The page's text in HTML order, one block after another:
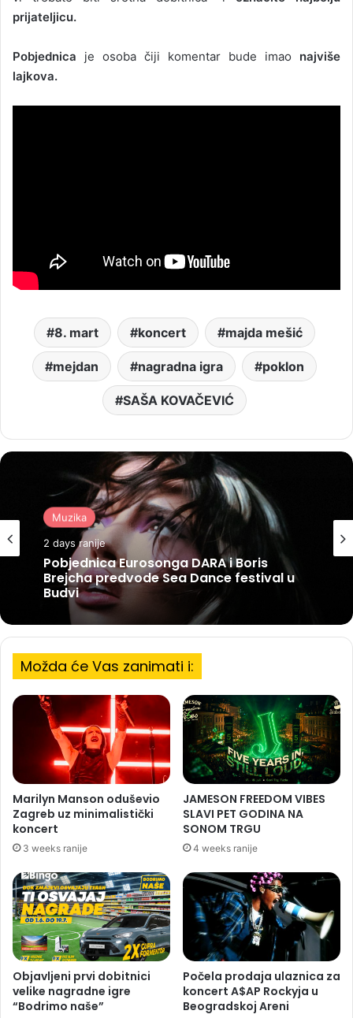
prijateljicu.
Pobjednica je osoba čiji komentar bude imao najviše
lajkova.
8. mart koncert majda mešić
mejdan nagradna igra poklon
SAŠA KOVAČEVIĆ
Muzika
2 days ranije
Pobjednica Eurosonga DARA i Boris
Brejcha predvode Sea Dance festival u
Budvi
Možda će Vas zanimati i:
Marilyn Manson oduševio
Zagreb uz minimalistički
koncert
3 weeks ranije
JAMESON FREEDOM VIBES
SLAVI PET GODINA NA
SONOM TRGU
4 weeks ranije
Objavljeni prvi dobitnici
velike nagradne igre
“Bodrimo naše”
Počela prodaja ulaznica za
koncert A$AP Rockyja u
Beogradskoj Areni